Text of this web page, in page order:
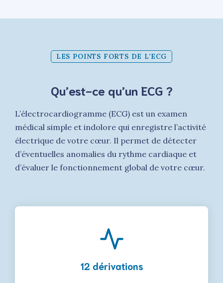
LES POINTS FORTS DE L’ECG
Qu’est-ce qu’un ECG ?
L’électrocardiogramme (ECG) est un examen
médical simple et indolore qui enregistre l’activité
électrique de votre cœur. Il permet de détecter
d’éventuelles anomalies du rythme cardiaque et
d’évaluer le fonctionnement global de votre cœur.
12 dérivations